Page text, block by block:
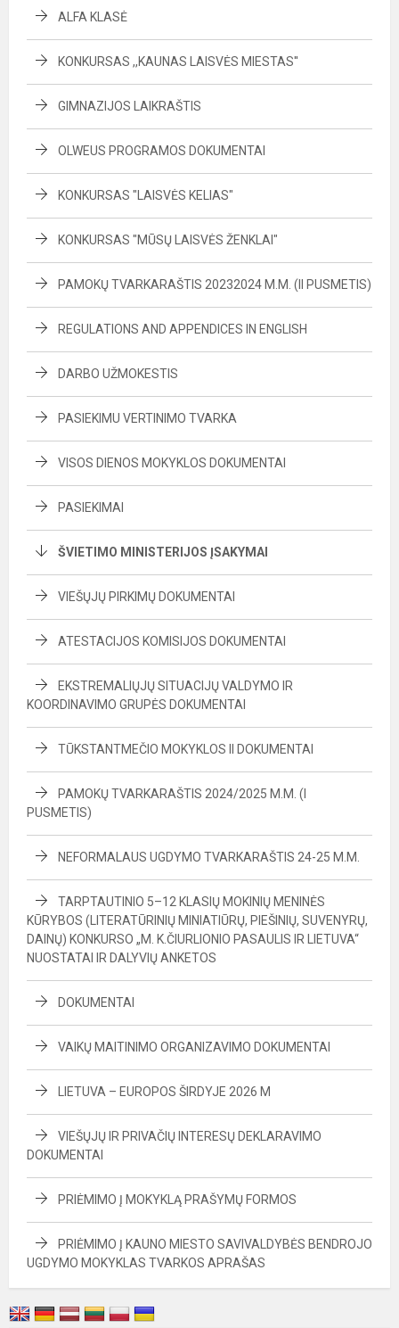
ALFA KLASĖ
KONKURSAS ,,KAUNAS LAISVĖS MIESTAS''
GIMNAZIJOS LAIKRAŠTIS
OLWEUS PROGRAMOS DOKUMENTAI
KONKURSAS "LAISVĖS KELIAS"
KONKURSAS "MŪSŲ LAISVĖS ŽENKLAI"
PAMOKŲ TVARKARAŠTIS 20232024 M.M. (II PUSMETIS)
REGULATIONS AND APPENDICES IN ENGLISH
DARBO UŽMOKESTIS
PASIEKIMU VERTINIMO TVARKA
VISOS DIENOS MOKYKLOS DOKUMENTAI
PASIEKIMAI
ŠVIETIMO MINISTERIJOS ĮSAKYMAI
VIEŠŲJŲ PIRKIMŲ DOKUMENTAI
ATESTACIJOS KOMISIJOS DOKUMENTAI
EKSTREMALIŲJŲ SITUACIJŲ VALDYMO IR
KOORDINAVIMO GRUPĖS DOKUMENTAI
TŪKSTANTMEČIO MOKYKLOS II DOKUMENTAI
PAMOKŲ TVARKARAŠTIS 2024/2025 M.M. (I
PUSMETIS)
NEFORMALAUS UGDYMO TVARKARAŠTIS 24-25 M.M.
TARPTAUTINIO 5–12 KLASIŲ MOKINIŲ MENINĖS
KŪRYBOS (LITERATŪRINIŲ MINIATIŪRŲ, PIEŠINIŲ, SUVENYRŲ,
DAINŲ) KONKURSO „M. K.ČIURLIONIO PASAULIS IR LIETUVA“
NUOSTATAI IR DALYVIŲ ANKETOS
DOKUMENTAI
VAIKŲ MAITINIMO ORGANIZAVIMO DOKUMENTAI
LIETUVA – EUROPOS ŠIRDYJE 2026 M
VIEŠŲJŲ IR PRIVAČIŲ INTERESŲ DEKLARAVIMO
DOKUMENTAI
PRIĖMIMO Į MOKYKLĄ PRAŠYMŲ FORMOS
PRIĖMIMO Į KAUNO MIESTO SAVIVALDYBĖS BENDROJO
UGDYMO MOKYKLAS TVARKOS APRAŠAS